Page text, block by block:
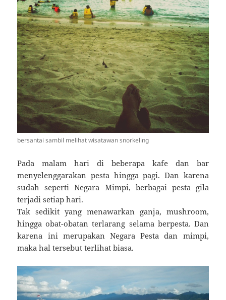
bersantai sambil melihat wisatawan snorkeling
Pada malam hari di beberapa kafe dan bar
menyelenggarakan pesta hingga pagi. Dan karena
sudah seperti Negara Mimpi, berbagai pesta gila
terjadi setiap hari.
Tak sedikit yang menawarkan ganja, mushroom,
hingga obat-obatan terlarang selama berpesta. Dan
karena ini merupakan Negara Pesta dan mimpi,
maka hal tersebut terlihat biasa.